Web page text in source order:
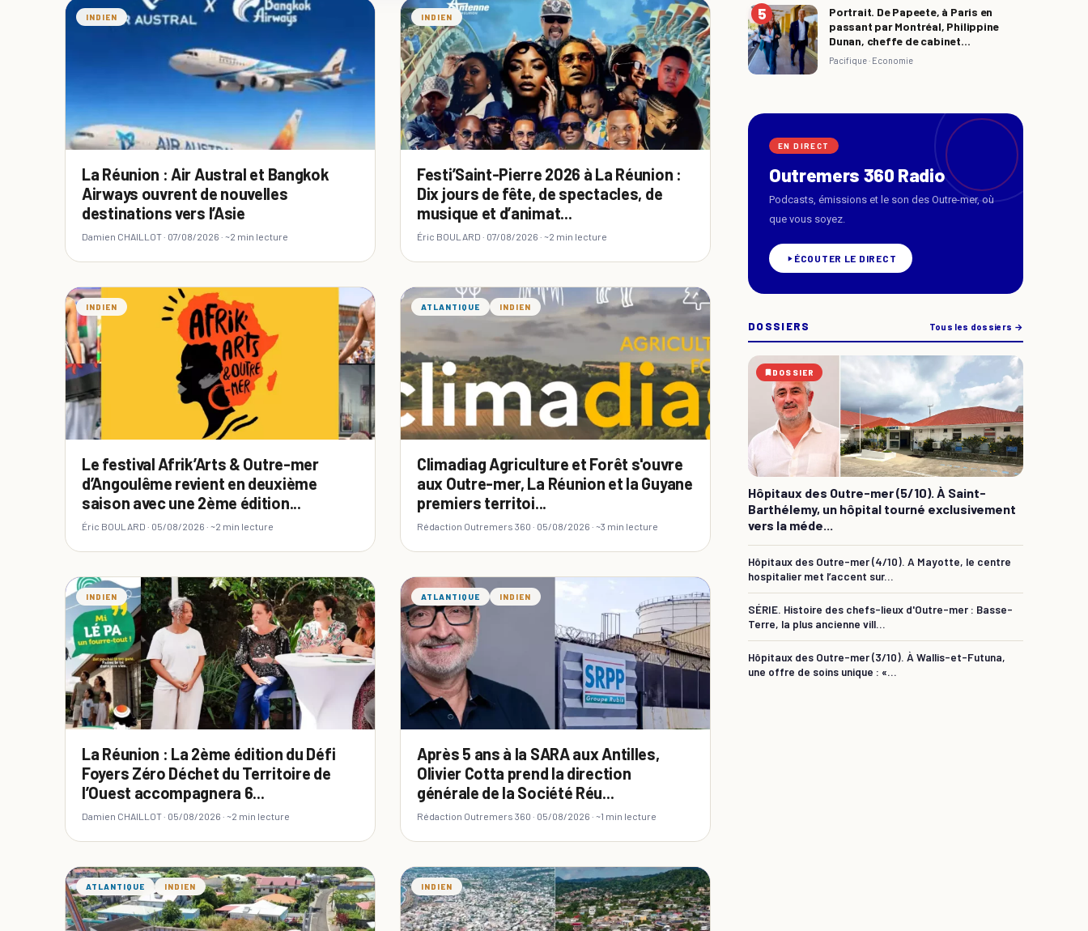
INDIEN
La Réunion : Air Austral et Bangkok
Airways ouvrent de nouvelles
destinations vers l’Asie
Damien CHAILLOT · 07/08/2026 · ~2 min lecture
INDIEN
Festi’Saint-Pierre 2026 à La Réunion :
Dix jours de fête, de spectacles, de
musique et d’animat...
Éric BOULARD · 07/08/2026 · ~2 min lecture
INDIEN
Le festival Afrik’Arts & Outre-mer
d’Angoulême revient en deuxième
saison avec une 2ème édition...
Éric BOULARD · 05/08/2026 · ~2 min lecture
ATLANTIQUE INDIEN
Climadiag Agriculture et Forêt s'ouvre
aux Outre-mer, La Réunion et la Guyane
premiers territoi...
Rédaction Outremers 360 · 05/08/2026 · ~3 min lecture
INDIEN
La Réunion : La 2ème édition du Défi
Foyers Zéro Déchet du Territoire de
l’Ouest accompagnera 6...
Damien CHAILLOT · 05/08/2026 · ~2 min lecture
ATLANTIQUE INDIEN
Après 5 ans à la SARA aux Antilles,
Olivier Cotta prend la direction
générale de la Société Réu...
Rédaction Outremers 360 · 05/08/2026 · ~1 min lecture
ATLANTIQUE INDIEN INDIEN
Portrait. De Papeete, à Paris en
passant par Montréal, Philippine
Dunan, cheffe de cabinet...
Pacifique · Economie
EN DIRECT
Outremers 360 Radio
Podcasts, émissions et le son des Outre-mer, où
que vous soyez.
ÉCOUTER LE DIRECT
DOSSIERS Tous les dossiers →
DOSSIER
Hôpitaux des Outre-mer (5/10). À Saint-
Barthélemy, un hôpital tourné exclusivement
vers la méde...
Hôpitaux des Outre-mer (4/10). A Mayotte, le centre
hospitalier met l’accent sur...
SÉRIE. Histoire des chefs-lieux d'Outre-mer : Basse-
Terre, la plus ancienne vill...
Hôpitaux des Outre-mer (3/10). À Wallis-et-Futuna,
une offre de soins unique : «...